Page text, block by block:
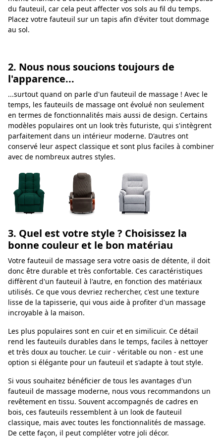
du fauteuil, car cela peut affecter vos sols au fil du temps.
Placez votre fauteuil sur un tapis afin d'éviter tout dommage
au sol.
2. Nous nous soucions toujours de
l'apparence...
...surtout quand on parle d'un fauteuil de massage ! Avec le
temps, les fauteuils de massage ont évolué non seulement
en termes de fonctionnalités mais aussi de design. Certains
modèles populaires ont un look très futuriste, qui s'intègrent
parfaitement dans un intérieur moderne. D'autres ont
conservé leur aspect classique et sont plus faciles à combiner
avec de nombreux autres styles.
3. Quel est votre style ? Choisissez la
bonne couleur et le bon matériau
Votre fauteuil de massage sera votre oasis de détente, il doit
donc être durable et très confortable. Ces caractéristiques
diffèrent d'un fauteuil à l'autre, en fonction des matériaux
utilisés. Ce que vous devriez rechercher, c'est une texture
lisse de la tapisserie, qui vous aide à profiter d'un massage
incroyable à la maison.
Les plus populaires sont en cuir et en similicuir. Ce détail
rend les fauteuils durables dans le temps, faciles à nettoyer
et très doux au toucher. Le cuir - véritable ou non - est une
option si élégante pour un fauteuil et s'adapte à tout style.
Si vous souhaitez bénéficier de tous les avantages d'un
fauteuil de massage moderne, nous vous recommandons un
revêtement en tissu. Souvent accompagnés de cadres en
bois, ces fauteuils ressemblent à un look de fauteuil
classique, mais avec toutes les fonctionnalités de massage.
De cette façon, il peut compléter votre joli décor.